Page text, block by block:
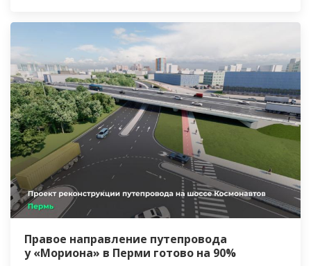
Правое направление путепровода
у «Мориона» в Перми готово на 90%